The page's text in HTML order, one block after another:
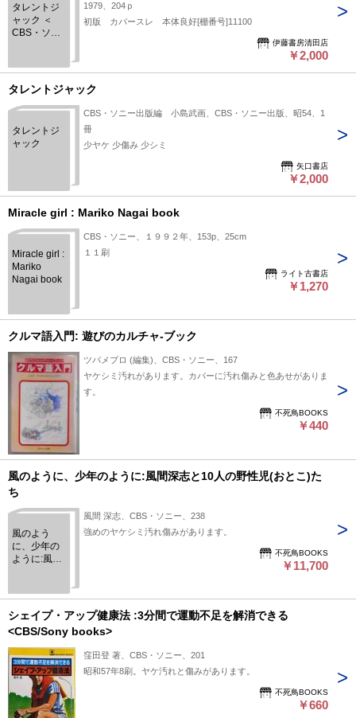
タレントジ
ャック ＜
CBS・ソニ
1979、204ｐ
初版 カバースレ 本体良好[棚番号]11100
伊藤書房清田店
￥2,000
タレントジャック
タレントジ
ャック
CBS・ソニー出版編 小島武画、CBS・ソニー出版、昭54、1
冊
少ヤケ 少傷み 少シミ
矢口書店
￥2,000
Miracle girl : Mariko Nagai book
Miracle girl :
Mariko
Nagai book
CBS・ソニー、１９９２年、153p、25cm
１１刷
ライト古書店
￥1,270
クルマ語入門: 遊びのカルチャ-ブック
ツバメプロ (編集)、CBS・ソニー、167
ヤケシミ汚れがあります。カバーに汚れ傷みと色あせがありま
す。
不死鳥BOOKS
￥440
風のように、少年のように:風間深志と10人の野性児(おとこ)た
ち
風のよう
に、少年の
ように:風間
とこ)たち
風間 深志、CBS・ソニー、238
強めのヤケシミ汚れ傷みがあります。
不死鳥BOOKS
￥11,700
シェイプ・アップ健康法 :3分間で運動不足を解消できる
<CBS/Sony books>
窪田登 著、CBS・ソニー、201
昭和57年8刷。ヤケ汚れと傷みがあります。
不死鳥BOOKS
￥660